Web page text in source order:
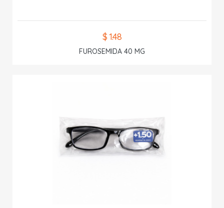
$ 1.48
FUROSEMIDA 40 MG